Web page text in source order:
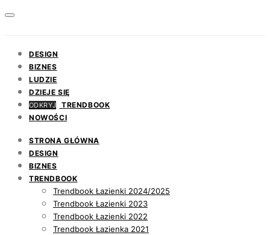
DESIGN
BIZNES
LUDZIE
DZIEJE SIĘ
ODKRYJ
TRENDBOOK
NOWOŚCI
STRONA GŁÓWNA
DESIGN
BIZNES
TRENDBOOK
Trendbook Łazienki 2024/2025
Trendbook Łazienki 2023
Trendbook Łazienki 2022
Trendbook Łazienka 2021